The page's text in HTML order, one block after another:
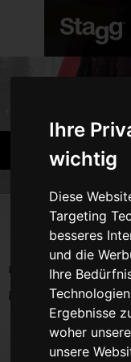
Ihre
wichtig
Diese
Targeting
besseres
und die
Ihre
Ergebnisse
woher
unsere
Zubehör
Produkte
Kabel
Klavierbänke
Stimmgeräte und
Keyboard-Zubehör
Ständer